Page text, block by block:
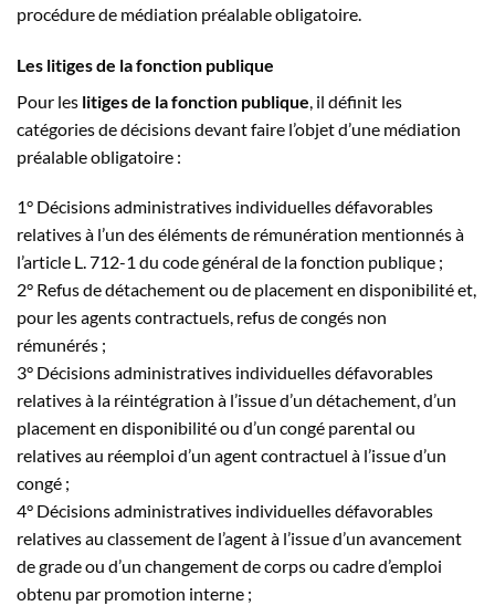
procédure de médiation préalable obligatoire.
Les litiges de la fonction publique
Pour les litiges de la fonction publique , il définit les
catégories de décisions devant faire l’objet d’une médiation
préalable obligatoire :
1° Décisions administratives individuelles défavorables
relatives à l’un des éléments de rémunération mentionnés à
l’article L. 712-1 du code général de la fonction publique ;
2° Refus de détachement ou de placement en disponibilité et,
pour les agents contractuels, refus de congés non
rémunérés ;
3° Décisions administratives individuelles défavorables
relatives à la réintégration à l’issue d’un détachement, d’un
placement en disponibilité ou d’un congé parental ou
relatives au réemploi d’un agent contractuel à l’issue d’un
congé ;
4° Décisions administratives individuelles défavorables
relatives au classement de l’agent à l’issue d’un avancement
de grade ou d’un changement de corps ou cadre d’emploi
obtenu par promotion interne ;